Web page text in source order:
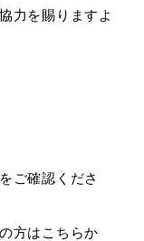
力を賜りますよ
ご確認くださ
方はこちらか